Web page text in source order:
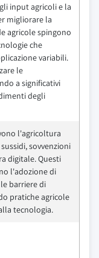
input agricoli e la
migliorare la
agricole spingono
che
variabili.
le
a significativi
degli
l'agricoltura
sovvenzioni
digitale. Questi
l'adozione di
barriere di
pratiche agricole
tecnologia.